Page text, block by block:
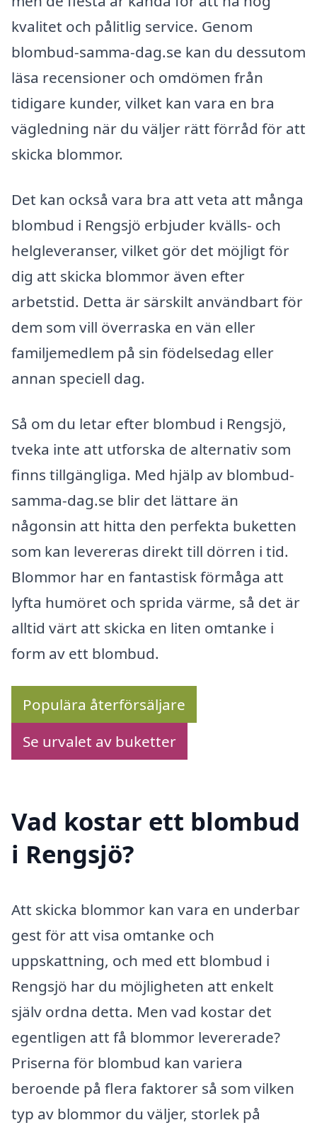
kvalitet och pålitlig service. Genom
blombud-samma-dag.se kan du dessutom
läsa recensioner och omdömen från
tidigare kunder, vilket kan vara en bra
vägledning när du väljer rätt förråd för att
skicka blommor.
Det kan också vara bra att veta att många
blombud i Rengsjö erbjuder kvälls- och
helgleveranser, vilket gör det möjligt för
dig att skicka blommor även efter
arbetstid. Detta är särskilt användbart för
dem som vill överraska en vän eller
familjemedlem på sin födelsedag eller
annan speciell dag.
Så om du letar efter blombud i Rengsjö,
tveka inte att utforska de alternativ som
finns tillgängliga. Med hjälp av blombud-
samma-dag.se blir det lättare än
någonsin att hitta den perfekta buketten
som kan levereras direkt till dörren i tid.
Blommor har en fantastisk förmåga att
lyfta humöret och sprida värme, så det är
alltid värt att skicka en liten omtanke i
form av ett blombud.
Populära återförsäljare
Se urvalet av buketter
Vad kostar ett blombud
i Rengsjö?
Att skicka blommor kan vara en underbar
gest för att visa omtanke och
uppskattning, och med ett blombud i
Rengsjö har du möjligheten att enkelt
själv ordna detta. Men vad kostar det
egentligen att få blommor levererade?
Priserna för blombud kan variera
beroende på flera faktorer så som vilken
typ av blommor du väljer, storlek på